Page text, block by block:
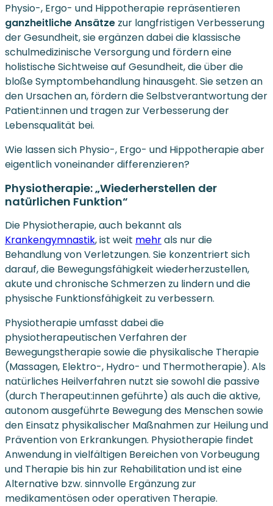
Physio-, Ergo- und Hippotherapie repräsentieren
ganzheitliche Ansätze zur langfristigen Verbesserung
der Gesundheit, sie ergänzen dabei die klassische
schulmedizinische Versorgung und fördern eine
holistische Sichtweise auf Gesundheit, die über die
bloße Symptombehandlung hinausgeht. Sie setzen an
den Ursachen an, fördern die Selbstverantwortung der
Patient:innen und tragen zur Verbesserung der
Lebensqualität bei.
Wie lassen sich Physio-, Ergo- und Hippotherapie aber
eigentlich voneinander differenzieren?
Physiotherapie: „Wiederherstellen der
natürlichen Funktion“
Die Physiotherapie, auch bekannt als
Krankengymnastik, ist weit mehrals nur die
Behandlung von Verletzungen. Sie konzentriert sich
darauf, die Bewegungsfähigkeit wiederherzustellen,
akute und chronische Schmerzen zu lindern und die
physische Funktionsfähigkeit zu verbessern.
Physiotherapie umfasst dabei die
physiotherapeutischen Verfahren der
Bewegungstherapie sowie die physikalische Therapie
(Massagen, Elektro-, Hydro- und Thermotherapie). Als
natürliches Heilverfahren nutzt sie sowohl die passive
(durch Therapeut:innen geführte) als auch die aktive,
autonom ausgeführte Bewegung des Menschen sowie
den Einsatz physikalischer Maßnahmen zur Heilung und
Prävention von Erkrankungen. Physiotherapie findet
Anwendung in vielfältigen Bereichen von Vorbeugung
und Therapie bis hin zur Rehabilitation und ist eine
Alternative bzw. sinnvolle Ergänzung zur
medikamentösen oder operativen Therapie.